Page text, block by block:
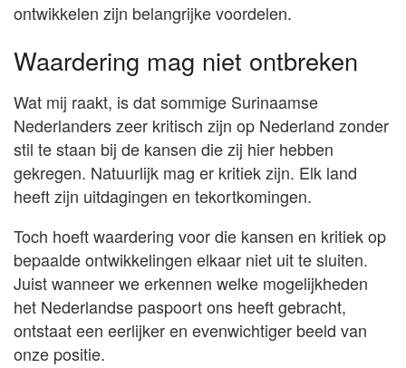
ontwikkelen zijn belangrijke voordelen.
Waardering mag niet ontbreken
Wat mij raakt, is dat sommige Surinaamse
Nederlanders zeer kritisch zijn op Nederland zonder
stil te staan bij de kansen die zij hier hebben
gekregen. Natuurlijk mag er kritiek zijn. Elk land
heeft zijn uitdagingen en tekortkomingen.
Toch hoeft waardering voor die kansen en kritiek op
bepaalde ontwikkelingen elkaar niet uit te sluiten.
Juist wanneer we erkennen welke mogelijkheden
het Nederlandse paspoort ons heeft gebracht,
ontstaat een eerlijker en evenwichtiger beeld van
onze positie.